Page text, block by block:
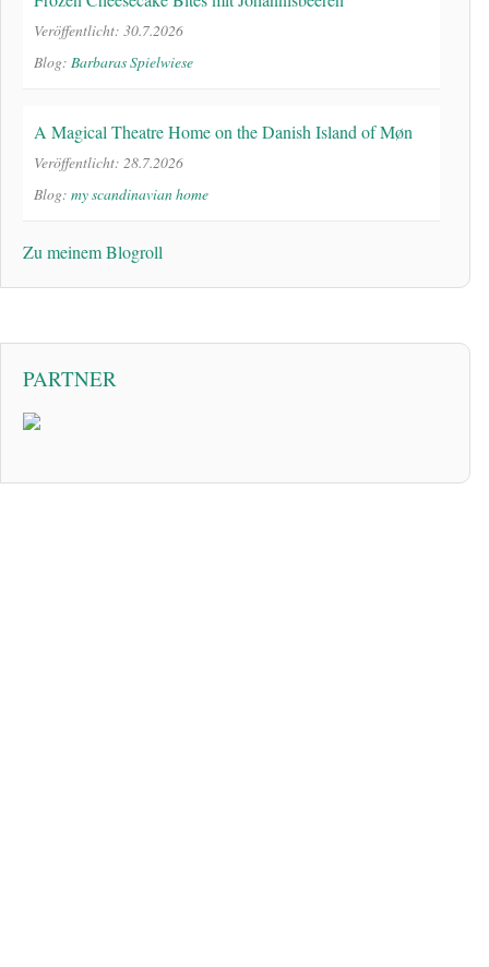
Veröffentlicht: 30.7.2026
Blog: Barbaras Spielwiese
A Magical Theatre Home on the Danish Island of Møn
Veröffentlicht: 28.7.2026
Blog: my scandinavian home
Zu meinem Blogroll
PARTNER